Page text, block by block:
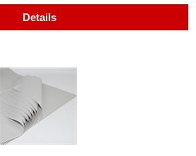
Details